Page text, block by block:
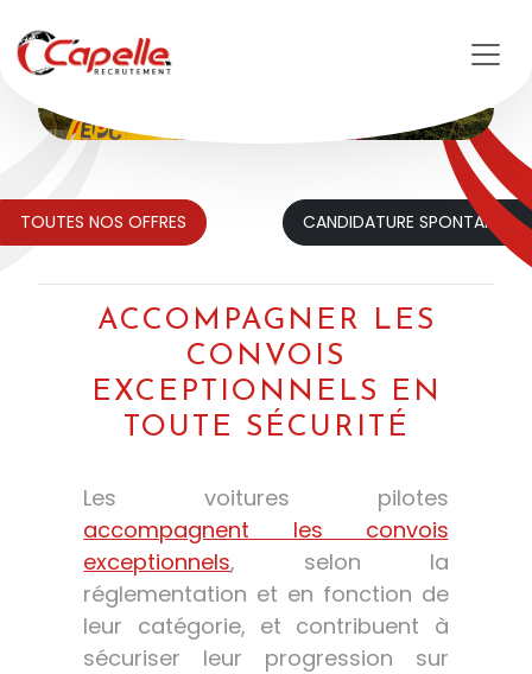
TOUTES NOS OFFRES CANDIDATURE SPONTANÉE
ACCOMPAGNER LES
CONVOIS
EXCEPTIONNELS EN
TOUTE SÉCURITÉ
Les voitures pilotes
accompagnent les convois
exceptionnels, selon la
réglementation et en fonction de
leur catégorie, et contribuent à
sécuriser leur progression sur